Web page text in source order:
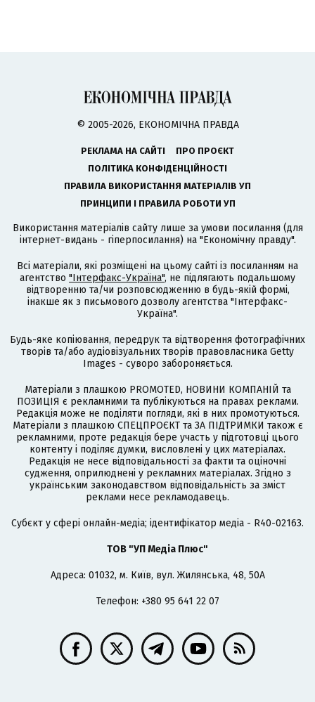
© 2005-2026, ЕКОНОМІЧНА ПРАВДА
РЕКЛАМА НА САЙТІ
ПРО ПРОЄКТ
ПОЛІТИКА КОНФІДЕНЦІЙНОСТІ
ПРАВИЛА ВИКОРИСТАННЯ МАТЕРІАЛІВ УП
ПРИНЦИПИ І ПРАВИЛА РОБОТИ УП
Використання матеріалів сайту лише за умови посилання (для
інтернет-видань - гіперпосилання) на "Економічну правду".
Всі матеріали, які розміщені на цьому сайті із посиланням на
агентство "Інтерфакс-Україна", не підлягають подальшому
відтворенню та/чи розповсюдженню в будь-якій формі,
інакше як з письмового дозволу агентства "Інтерфакс-
Україна".
Будь-яке копіювання, передрук та відтворення фотографічних
творів та/або аудіовізуальних творів правовласника Getty
Images - суворо забороняється.
Матеріали з плашкою PROMOTED, НОВИНИ КОМПАНІЙ та
ПОЗИЦІЯ є рекламними та публікуються на правах реклами.
Редакція може не поділяти погляди, які в них промотуються.
Матеріали з плашкою СПЕЦПРОЄКТ та ЗА ПІДТРИМКИ також є
рекламними, проте редакція бере участь у підготовці цього
контенту і поділяє думки, висловлені у цих матеріалах.
Редакція не несе відповідальності за факти та оціночні
судження, оприлюднені у рекламних матеріалах. Згідно з
українським законодавством відповідальність за зміст
реклами несе рекламодавець.
Cубєкт у сфері онлайн-медіа; ідентифікатор медіа - R40-02163.
ТОВ "УП Медіа Плюс"
Адреса: 01032, м. Київ, вул. Жилянська, 48, 50А
Телефон: +380 95 641 22 07